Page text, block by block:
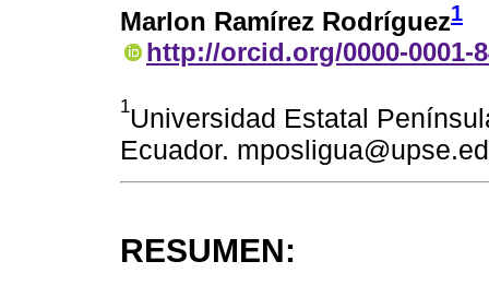
Marlon Ramírez Rodríguez1
http://orcid.org/0000-0001-
1Universidad Estatal
Ecuador.
RESUMEN: